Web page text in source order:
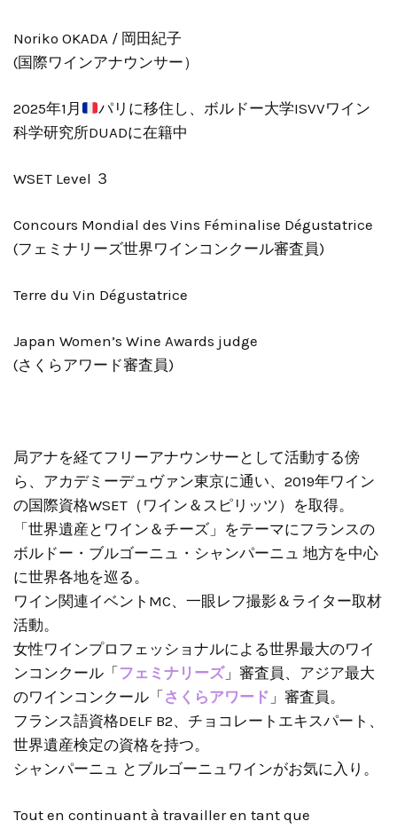
Noriko OKADA / 岡田紀子
(国際ワインアナウンサー）
2025年1月
パリに移住し、ボルドー大学ISVVワイン
科学研究所DUADに在籍中
WSET Level ３
Concours Mondial des Vins Féminalise Dégustatrice
(フェミナリーズ世界ワインコンクール審査員)
Terre du Vin Dégustatrice
Japan Women’s Wine Awards judge
(さくらアワード審査員)
局アナを経てフリーアナウンサーとして活動する傍
ら、アカデミーデュヴァン東京に通い、2019年ワイン
の国際資格WSET（ワイン＆スピリッツ）を取得。
「世界遺産とワイン＆チーズ」をテーマにフランスの
ボルドー・ブルゴーニュ・シャンパーニュ 地方を中心
に世界各地を巡る。
ワイン関連イベントMC、一眼レフ撮影＆ライター取材
活動。
女性ワインプロフェッショナルによる世界最大のワイ
ンコンクール「 フェミナリーズ」審査員、アジア最大
のワインコンクール「 さくらアワード 」審査員。
フランス語資格DELF B2、チョコレートエキスパート、
世界遺産検定の資格を持つ。
シャンパーニュ とブルゴーニュワインがお気に入り。
Tout en continuant à travailler en tant que